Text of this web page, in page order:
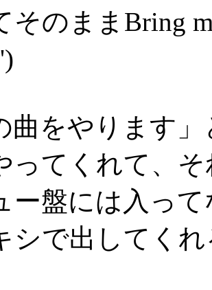
そのままBring
曲をやります
ってくれて、
ー盤には入っ
シで出してく